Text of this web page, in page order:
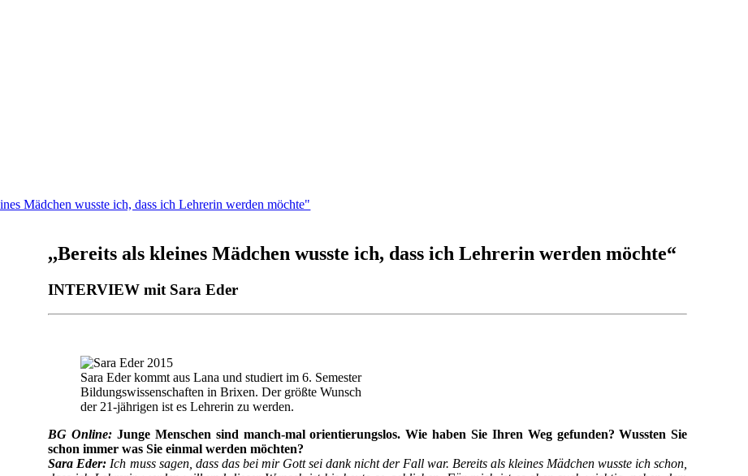
Mädchen wusste ich, dass ich Lehrerin werden möchte"
,,Bereits als kleines Mädchen wusste ich, dass ich Lehrerin werden möchte“
INTERVIEW mit Sara Eder
Sara Eder kommt aus Lana und studiert im 6. Semester
Bildungswissenschaften in Brixen. Der größte Wunsch
der 21-jährigen ist es Lehrerin zu werden.
BG Online: Junge Menschen sind manch-mal orientierungslos. Wie haben Sie Ihren Weg gefunden? Wussten Sie
schon immer was Sie einmal werden möchten?
Sara Eder: Ich muss sagen, dass das bei mir Gott sei dank nicht der Fall war. Bereits als kleines Mädchen wusste ich schon,